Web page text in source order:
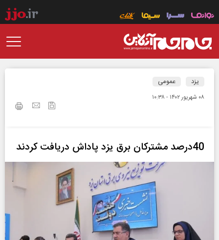
یزد عمومی
۰۸ شهريور ۱۴۰۲ - ۱۰:۳۸
40درصد مشترکان برق یزد پاداش دریافت کردند